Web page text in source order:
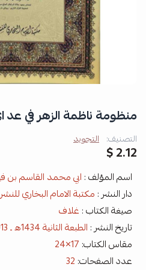
منظومة ناظمة الزهر في عد
التصنيف: التجويد
2.12 $
اسم المؤلف : ابي محمد القاسم بن
دار النشر : مكتبة الامام البخاري
صيغة الكتاب : غلاف
تاريخ النشر : الطبعة الثانية 1434ه ـ 2013م
مقاس الكتاب: 17×24
عدد الصفحات: 32